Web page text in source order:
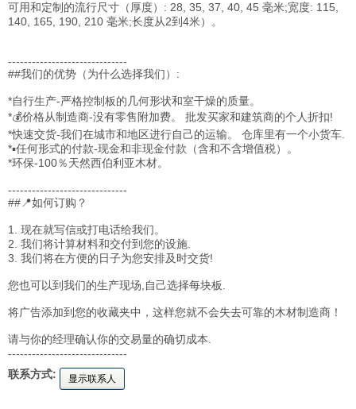
可用和定制的流行尺寸（厚度）: 28, 35, 37, 40, 45 毫米;宽度: 115,
140, 165, 190, 210 毫米;长度从2到4米）。
------------------------------
##我们的优势（为什么选择我们）:
*自行生产-严格控制板的几何形状和室干燥的质量。
*💰价格从制造商-没有零售附加费。 批发买家和建筑商的个人折扣!
*快速交货-我们在城市和地区进行自己的运输。 仓库里有一个小货车.
*▪任何形式的付款-现金和非现金付款（含和不含增值税）。
*环保-100％天然西伯利亚木材。
------------------------------
##📍如何订购？
1. 现在就写信或打电话给我们。
2. 我们将计算材料和交付到您的设施.
3. 我们将在方便的日子为您安排及时交货!
您也可以到我们的生产现场,自己选择每块板.
将广告添加到您的收藏夹中，这样您就不会失去可靠的木材制造商！
请与你的经理确认你的交易量的确切成本.
------------------------------
联系方式:
显示联系人